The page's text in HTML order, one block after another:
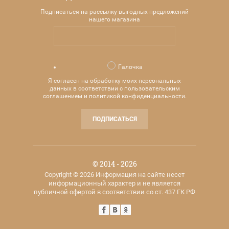
Подписаться на рассылку выгодных предложений
нашего магазина
Галочка
Я согласен на обработку моих персональных
данных в соответствии с пользовательским
соглашением и политикой конфиденциальности.
ПОДПИСАТЬСЯ
© 2014 - 2026
Copyright © 2026 Информация на сайте несет
информационный характер и не является
публичной офертой в соответствии со ст. 437 ГК РФ